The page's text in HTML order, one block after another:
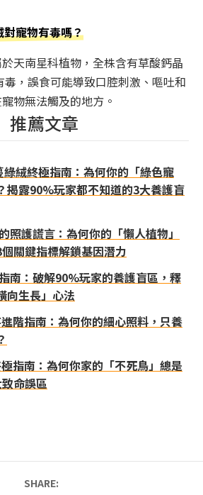
對寵物有毒嗎？
天南星科植物，全株含有草酸鈣晶
，誤食可能導致口腔刺激、嘔吐和
物無法觸及的地方。
推薦文章
絨終極指南：為何你的「綠色寵
揭露90%玩家都不知道的3大養護盲
照護謊言：為何你的「懶人植物」
關鍵指標解鎖基因潛力
南：破解90%玩家的養護盲區，釋
向生長」心法
階指南：為何你的細心照料，只養
指南：為何你家的「不死鳥」總是
命誤區
SHARE: